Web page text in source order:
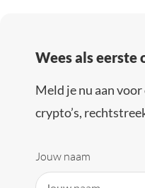
Wees als eerste
Meld je nu aan
crypto’s,
Jouw naam